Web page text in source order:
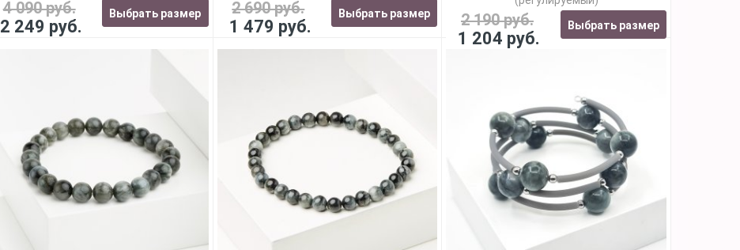
4 090 руб.
2 249 руб.
Выбрать размер 2 690 руб.
1 479 руб.
Выбрать размер 2 190 руб.
1 204 руб.
Выбрать размер